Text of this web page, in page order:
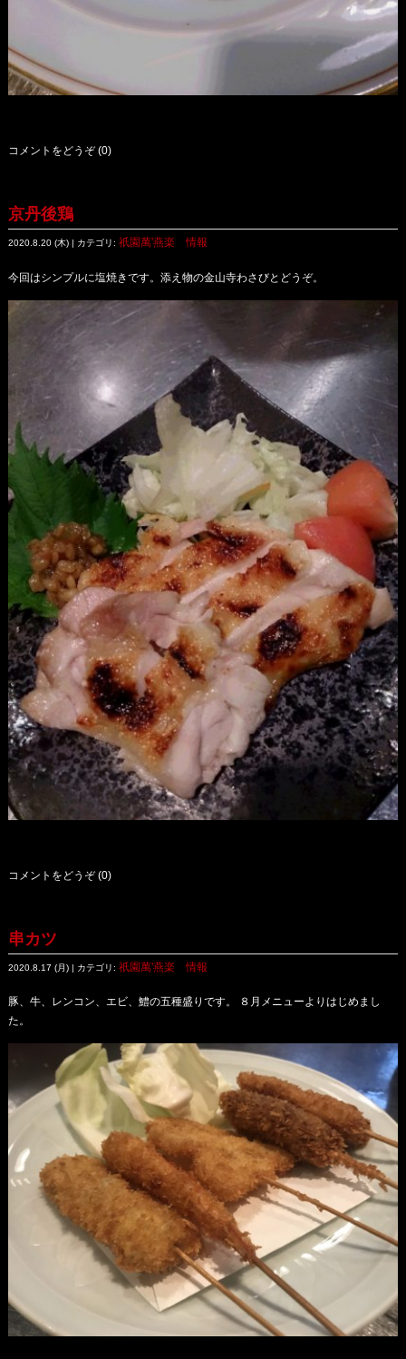
コメントをどうぞ (0)
京丹後鶏
2020.8.20 (木) | カテゴリ: 祇園萬'燕楽 情報
今回はシンプルに塩焼きです。添え物の金山寺わさびとどうぞ。
コメントをどうぞ (0)
串カツ
2020.8.17 (月) | カテゴリ: 祇園萬'燕楽 情報
豚、牛、レンコン、エビ、鱧の五種盛りです。 ８月メニューよりはじめまし
た。